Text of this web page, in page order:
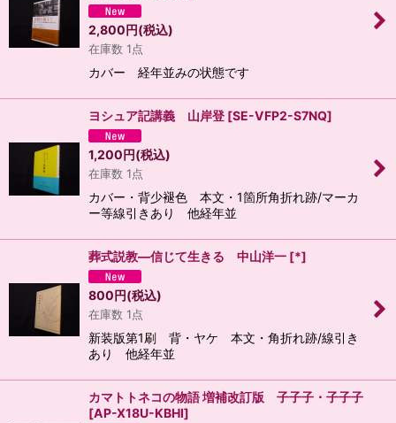
2,800円(税込)
在庫数 1点
カバー 経年並みの状態です
ヨシュア記講義 山岸登 [SE-VFP2-S7NQ]
1,200円(税込)
在庫数 1点
カバー・背少褪色 本文・1箇所角折れ跡/マーカ
ー等線引きあり 他経年並
葬式説教―信じて生きる 中山洋一 [*]
800円(税込)
在庫数 1点
新装版第1刷 背・ヤケ 本文・角折れ跡/線引き
あり 他経年並
カマトトネコの物語 増補改訂版 子子子・子子子
[AP-X18U-KBHI]